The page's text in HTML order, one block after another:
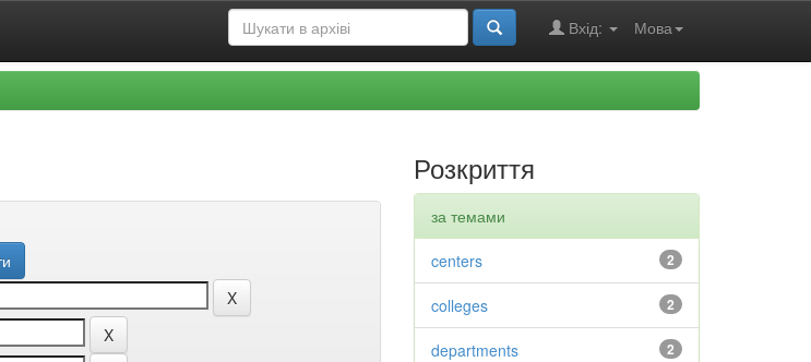
Мова
Вхід:
Розкриття
за темами
2
centers
2
colleges
2
departments